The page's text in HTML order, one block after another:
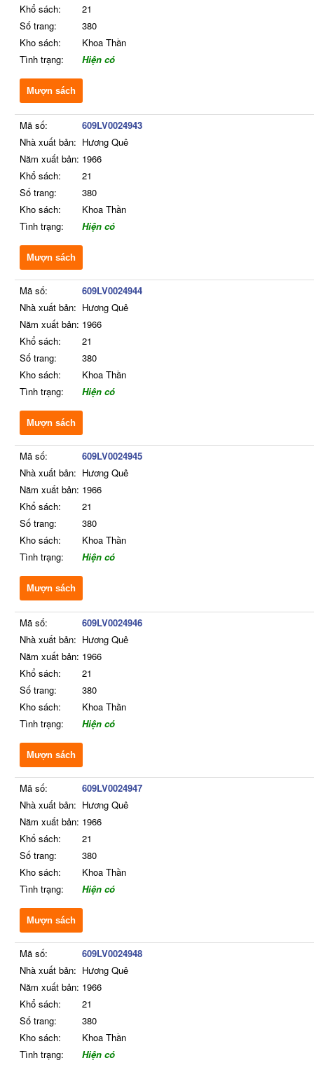
Khổ sách:
21
Số trang:
380
Kho sách:
Khoa Thần
Tình trạng:
Hiện có
Mượn sách
Mã số:
609LV0024943
Nhà xuất bản: Hương Quê
Năm xuất bản: 1966
Khổ sách:
21
Số trang:
380
Kho sách:
Khoa Thần
Tình trạng:
Hiện có
Mượn sách
Mã số:
609LV0024944
Nhà xuất bản: Hương Quê
Năm xuất bản: 1966
Khổ sách:
21
Số trang:
380
Kho sách:
Khoa Thần
Tình trạng:
Hiện có
Mượn sách
Mã số:
609LV0024945
Nhà xuất bản: Hương Quê
Năm xuất bản: 1966
Khổ sách:
21
Số trang:
380
Kho sách:
Khoa Thần
Tình trạng:
Hiện có
Mượn sách
Mã số:
609LV0024946
Nhà xuất bản: Hương Quê
Năm xuất bản: 1966
Khổ sách:
21
Số trang:
380
Kho sách:
Khoa Thần
Tình trạng:
Hiện có
Mượn sách
Mã số:
609LV0024947
Nhà xuất bản: Hương Quê
Năm xuất bản: 1966
Khổ sách:
21
Số trang:
380
Kho sách:
Khoa Thần
Tình trạng:
Hiện có
Mượn sách
Mã số:
609LV0024948
Nhà xuất bản: Hương Quê
Năm xuất bản: 1966
Khổ sách:
21
Số trang:
380
Kho sách:
Khoa Thần
Tình trạng:
Hiện có